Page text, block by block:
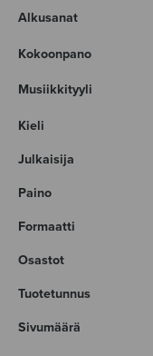
Alkusanat
Kokoonpano
Musiikkityyli
Kieli
Julkaisija
Paino
Formaatti
Osastot
Tuotetunnus
Sivumäärä